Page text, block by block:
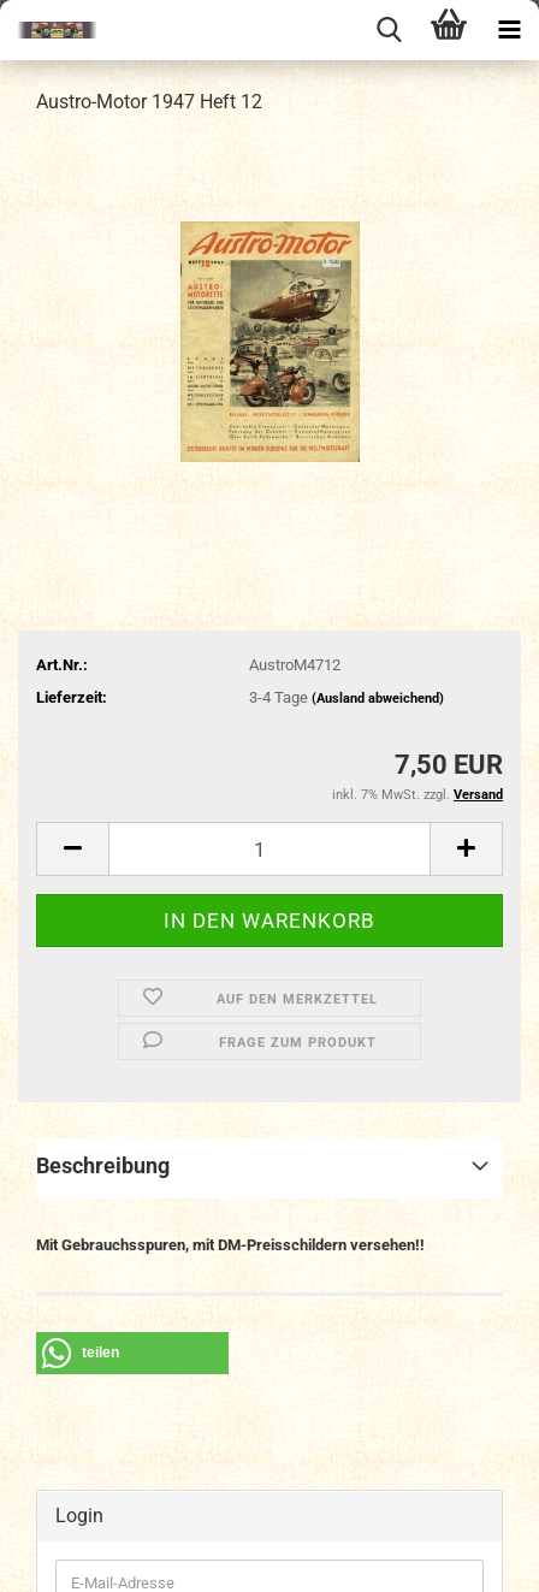
Austro-Motor 1947 Heft 12
Art.Nr.:
AustroM4712
Lieferzeit:
3-4 Tage (Ausland abweichend)
7,50 EUR
inkl. 7% MwSt. zzgl. Versand
AUF DEN MERKZETTEL
FRAGE ZUM PRODUKT
Beschreibung
Mit Gebrauchsspuren, mit DM-Preisschildern versehen!!
teilen
Login
E-